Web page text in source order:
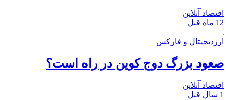
اقتصاد آنلاین
12 ماه قبل
ارزدیجیتال و فارکس
صعود بزرگ دوج کوین در راه است؟
اقتصاد آنلاین
1 سال قبل